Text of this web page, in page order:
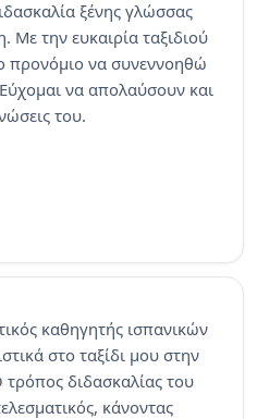
ξένης γλώσσας
την ευκαιρία ταξιδιού
προνόμιο να συνεννοηθώ
να απολαύσουν και
του.
καθηγητής ισπανικών
στο ταξίδι μου στην
διδασκαλίας του
κάνοντας